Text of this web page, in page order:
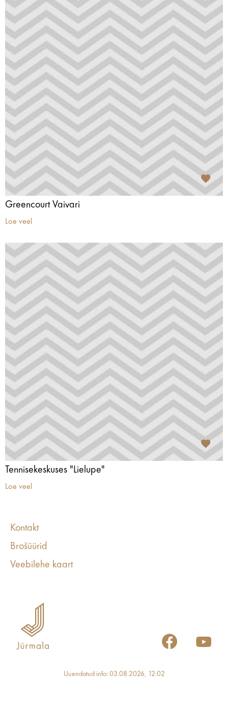
Greencourt Vaivari
Loe veel
Tennisekeskuses "Lielupe"
Loe veel
Kontakt
Brošüürid
Veebilehe kaart
Uuendatud info: 03.08.2026, 12:02